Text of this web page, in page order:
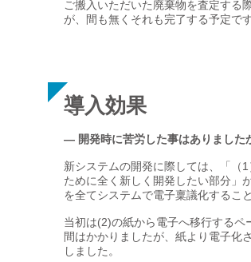
ご搬入いただいた廃棄物を査定する
が、間も無くそれも完了する予定です
導入効果
— 開発時に苦労した事はありました
新システムの開発に際しては、「（
ために全く新しく開発したい部分」
を全てシステムで電子稟議化するこ
当初は(2)の紙から電子へ移行する
間はかかりましたが、紙より電子化
しました。